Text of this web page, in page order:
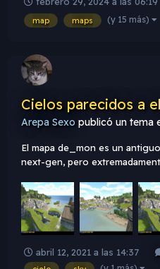
map maps (y 15 más)
Cielos parecidos a
Arepa Sexo publicó un tema
El mapa de_mon es un
next-gen, pero
porque este tambien hace
mentira, alguna vez han visto
diferente temati...
abril 12, 2021 a las 14:37